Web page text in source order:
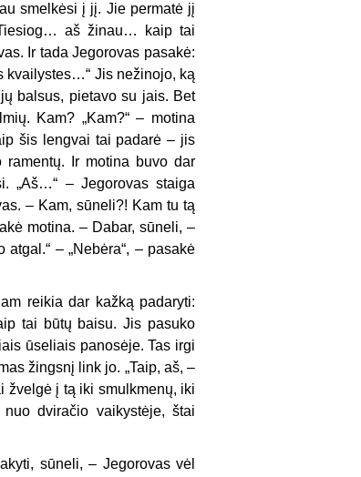
smelkėsi į jį. Jie permatė jį
aš žinau… kaip tai
Ir tada Jegorovas pasakė:
kvailystes…“ Jis nežinojo, ką
balsus, pietavo su jais. Bet
Kam? „Kam?“ – motina
šis lengvai tai padarė – jis
Ir motina buvo dar
„Aš…“ – Jegorovas staiga
– Kam, sūneli?! Kam tu tą
motina. – Dabar, sūneli, –
– „Nebėra“, – pasakė
reikia dar kažką padaryti:
tai būtų baisu. Jis pasuko
ūseliais panosėje. Tas irgi
žingsnį link jo. „Taip, aš, –
žvelgė į tą iki smulkmenų, iki
dviračio vaikystėje, štai
sūneli, – Jegorovas vėl